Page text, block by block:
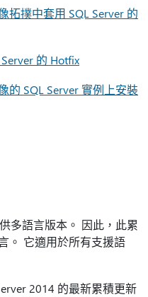
拓撲中套用 SQL Server 的
的 Hotfix
的 SQL Server 實例上安裝
多語言版本。 因此，此累
。 它適用於所有支援語
2014 的最新累積更新